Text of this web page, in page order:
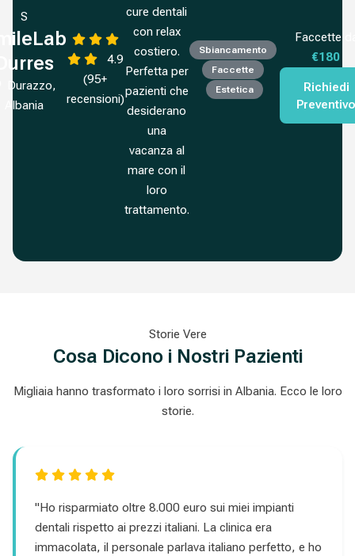
S
Durazzo,
Albania
4.9
(95+
recensioni)
cure dentali
con relax
costiero.
Perfetta per
pazienti che
desiderano
una
vacanza al
mare con il
loro
trattamento.
Sbiancamento
Faccette
Estetica
Faccette
€180
Richiedi
Preventivo
Storie Vere
Cosa Dicono i Nostri Pazienti
Migliaia hanno trasformato i loro sorrisi in Albania. Ecco le loro
storie.
"Ho risparmiato oltre 8.000 euro sui miei impianti
dentali rispetto ai prezzi italiani. La clinica era
immacolata, il personale parlava italiano perfetto, e ho